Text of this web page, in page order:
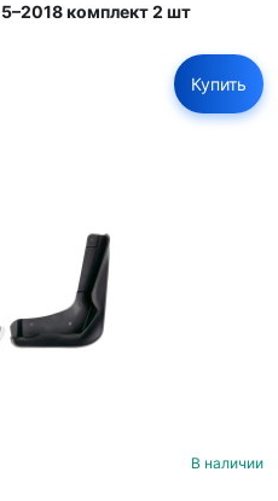
комплект 2 шт
Купить
В наличии